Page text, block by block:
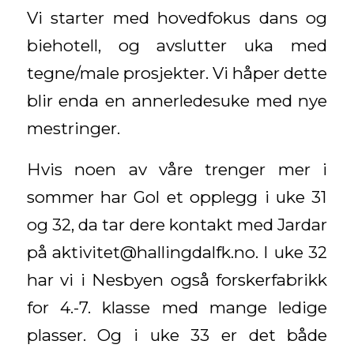
Vi starter med hovedfokus dans og
biehotell, og avslutter uka med
tegne/male prosjekter. Vi håper dette
blir enda en annerledesuke med nye
mestringer.
Hvis noen av våre trenger mer i
sommer har Gol et opplegg i uke 31
og 32, da tar dere kontakt med Jardar
på aktivitet@hallingdalfk.no. I uke 32
har vi i Nesbyen også forskerfabrikk
for 4.-7. klasse med mange ledige
plasser. Og i uke 33 er det både